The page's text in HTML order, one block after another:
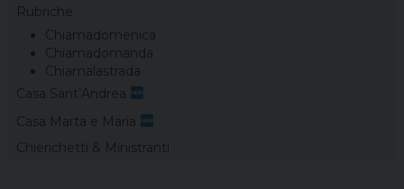
Rubriche
Chiamadomenica
Chiamadomanda
Chiamalastrada
Casa Sant’Andrea
Casa Marta e Maria
Chierichetti & Ministranti